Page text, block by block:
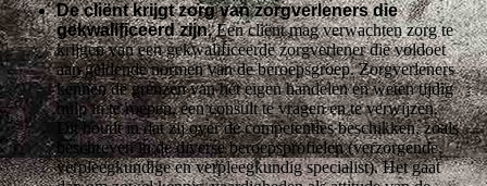
De cliënt krijgt zorg van zorgverleners die
gekwalificeerd zijn.Een cliënt mag verwachten zorg te
krijgen van een gekwalificeerde zorgverlener die voldoet
aan geldende normen van de beroepsgroep. Zorgverleners
kennen de grenzen van het eigen handelen en weten tijdig
hulp in te roepen, een consult te vragen en te verwijzen.
Dit houdt in dat zij over de competenties beschikken, zoals
beschreven in de diverse beroepsprofielen (verzorgende,
verpleegkundige en verpleegkundig specialist). Het gaat